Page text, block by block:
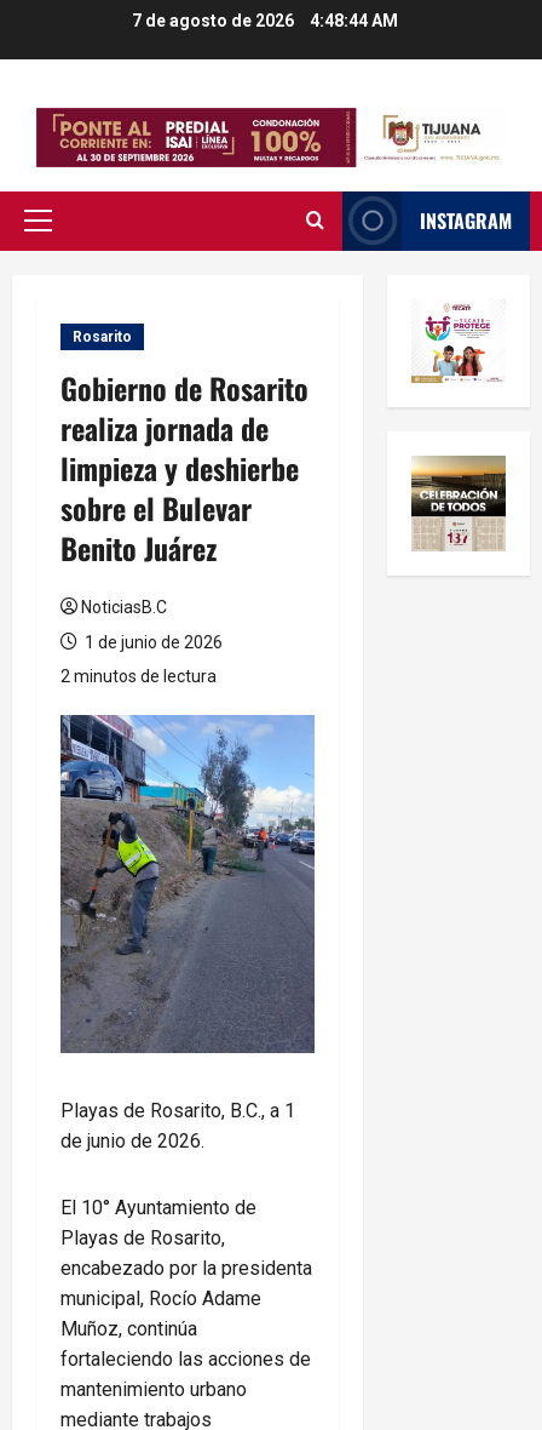
7 de agosto de 2026 4:48:44 AM
Menú
INSTAGRAM
Rosarito
Gobierno de Rosarito
realiza jornada de
limpieza y deshierbe
sobre el Bulevar
Benito Juárez
NoticiasB.C
1 de junio de 2026
2 minutos de lectura
Playas de Rosarito, B.C., a 1
de junio de 2026.
El 10° Ayuntamiento de
Playas de Rosarito,
encabezado por la presidenta
municipal, Rocío Adame
Muñoz, continúa
fortaleciendo las acciones de
mantenimiento urbano
mediante trabajos